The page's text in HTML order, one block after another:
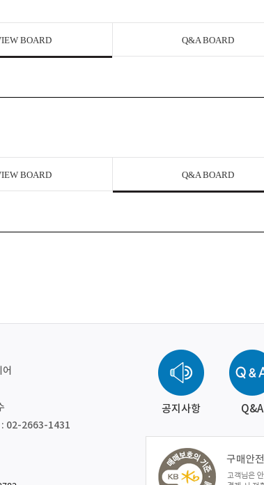
BOARD Q&A BOARD
BOARD Q&A BOARD
02-2663-1431
공지사항 Q&A